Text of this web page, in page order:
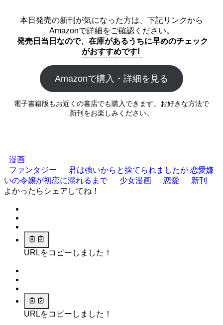
本日発売の新刊が気になった方は、下記リンクから
Amazonで詳細をご確認ください。
発売日当日なので、在庫があるうちに早めのチェック
がおすすめです!
Amazonで購入・詳細を見る
電子書籍版もお近くの書店でも購入できます。お好きな方法で
新刊をお楽しみください。
漫画
ファンタジー
君は強いからと捨てられましたが 恋愛嫌
いの令嬢が初恋に溺れるまで
少女漫画 恋愛
新刊
よかったらシェアしてね！
URLをコピーしました！
URLをコピーしました！